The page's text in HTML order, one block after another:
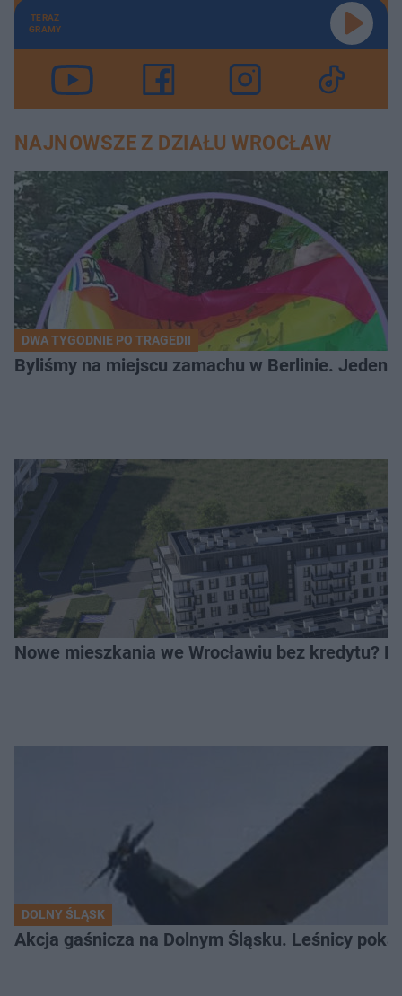
TERAZ
GRAMY
NAJNOWSZE Z DZIAŁU WROCŁAW
DWA TYGODNIE PO TRAGEDII
Byliśmy na miejscu zamachu w Berlinie. Jeden
Nowe mieszkania we Wrocławiu bez kredytu?
DOLNY ŚLĄSK
Akcja gaśnicza na Dolnym Śląsku. Leśnicy